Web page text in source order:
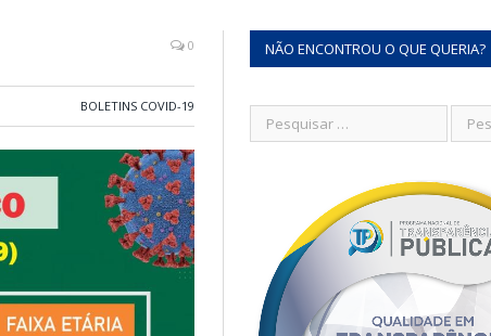
0
BOLETINS COVID-19
NÃO ENCONTROU O QUE QUERIA?